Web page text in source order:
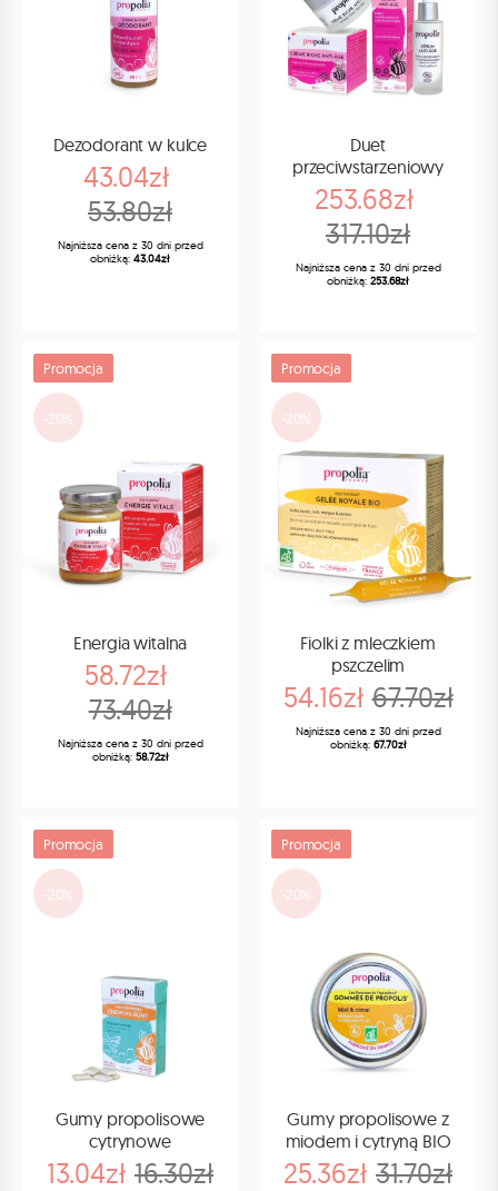
Dezodorant w kulce
43.04zł
53.80zł
Najniższa cena z 30 dni przed
obniżką: 43.04zł
Duet
przeciwstarzeniowy
253.68zł
317.10zł
Najniższa cena z 30 dni przed
obniżką: 253.68zł
Promocja
-20%
Energia witalna
58.72zł
73.40zł
Najniższa cena z 30 dni przed
obniżką: 58.72zł
Promocja
-20%
Fiolki z mleczkiem
pszczelim
54.16zł 67.70zł
Najniższa cena z 30 dni przed
obniżką: 67.70zł
Promocja
-20%
Gumy propolisowe
cytrynowe
13.04zł 16.30zł
Promocja
-20%
Gumy propolisowe z
miodem i cytryną BIO
25.36zł 31.70zł